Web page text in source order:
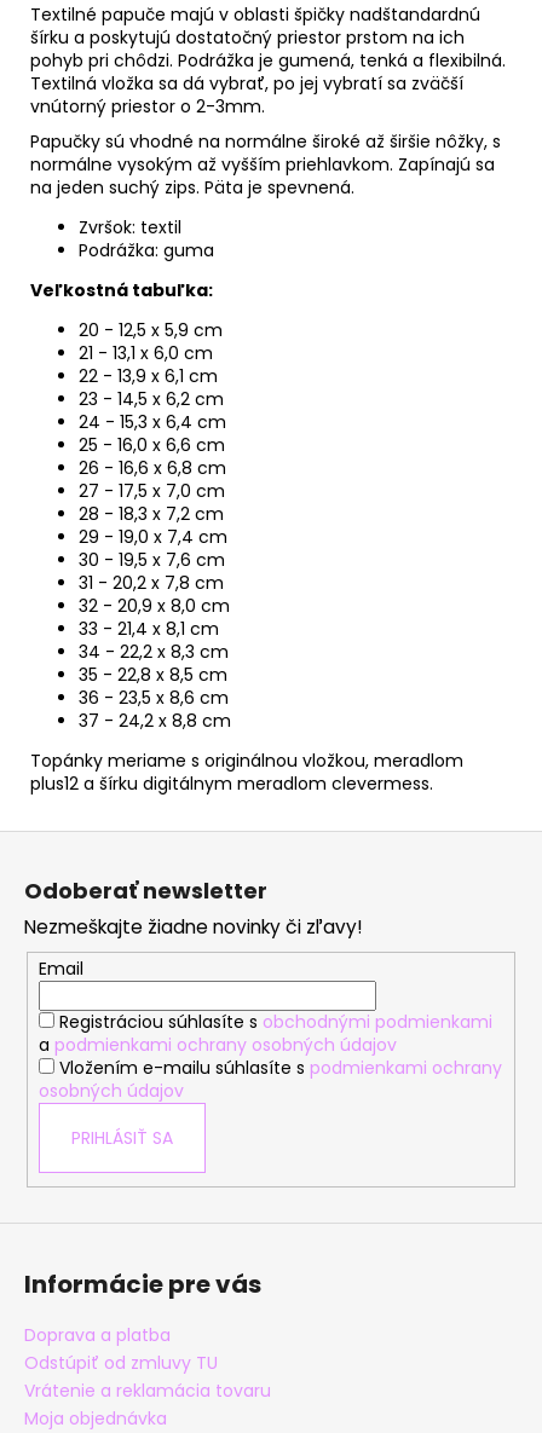
Textilné papuče majú v oblasti špičky nadštandardnú
šírku a poskytujú dostatočný priestor prstom na ich
pohyb pri chôdzi. Podrážka je gumená, tenká a flexibilná.
Textilná vložka sa dá vybrať, po jej vybratí sa zväčší
vnútorný priestor o 2-3mm.
Papučky sú vhodné na normálne široké až širšie nôžky, s
normálne vysokým až vyšším priehlavkom. Zapínajú sa
na jeden suchý zips. Päta je spevnená.
Zvršok: textil
Podrážka: guma
Veľkostná tabuľka:
20 - 12,5 x 5,9 cm
21 - 13,1 x 6,0 cm
22 - 13,9 x 6,1 cm
23 - 14,5 x 6,2 cm
24 - 15,3 x 6,4 cm
25 - 16,0 x 6,6 cm
26 - 16,6 x 6,8 cm
27 - 17,5 x 7,0 cm
28 - 18,3 x 7,2 cm
29 - 19,0 x 7,4 cm
30 - 19,5 x 7,6 cm
31 - 20,2 x 7,8 cm
32 - 20,9 x 8,0 cm
33 - 21,4 x 8,1 cm
34 - 22,2 x 8,3 cm
35 - 22,8 x 8,5 cm
36 - 23,5 x 8,6 cm
37 - 24,2 x 8,8 cm
Topánky meriame s originálnou vložkou, meradlom
plus12 a šírku digitálnym meradlom clevermess.
Z
Odoberať newsletter
Nezmeškajte žiadne novinky či zľavy!
Email
Registráciou súhlasíte s obchodnými podmienkami
a podmienkami ochrany osobných údajov
Vložením e-mailu súhlasíte s podmienkami ochrany
osobných údajov
PRIHLÁSIŤ SA
Informácie pre vás
Doprava a platba
Odstúpiť od zmluvy TU
Vrátenie a reklamácia tovaru
Moja objednávka